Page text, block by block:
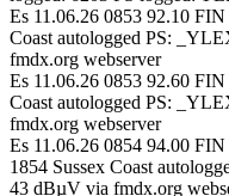
Es 11.06.26 0853 92.10
Coast autologged PS:
fmdx.org webserver
Es 11.06.26 0853 92.60
Coast autologged PS:
fmdx.org webserver
Es 11.06.26 0854 94.00
1854 Sussex Coast
43 dBµV via fmdx.org